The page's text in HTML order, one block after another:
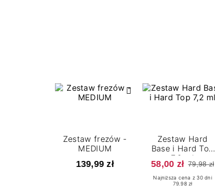
Zestaw frezów -
MEDIUM
139,99 zł
Zestaw Hard
Base i Hard Top
7,2 ml
58,00 zł 79,98 zł
Najniższa cena z 30 dni
79.98 zł